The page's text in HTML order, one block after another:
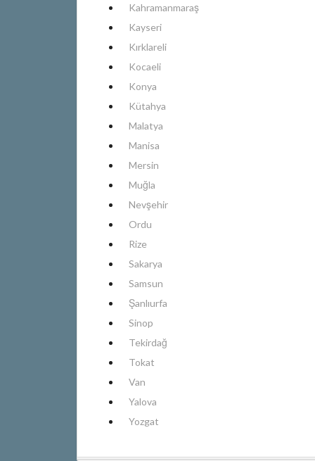
Kahramanmaraş
Kayseri
Kırklareli
Kocaeli
Konya
Kütahya
Malatya
Manisa
Mersin
Muğla
Nevşehir
Ordu
Rize
Sakarya
Samsun
Şanlıurfa
Sinop
Tekirdağ
Tokat
Van
Yalova
Yozgat